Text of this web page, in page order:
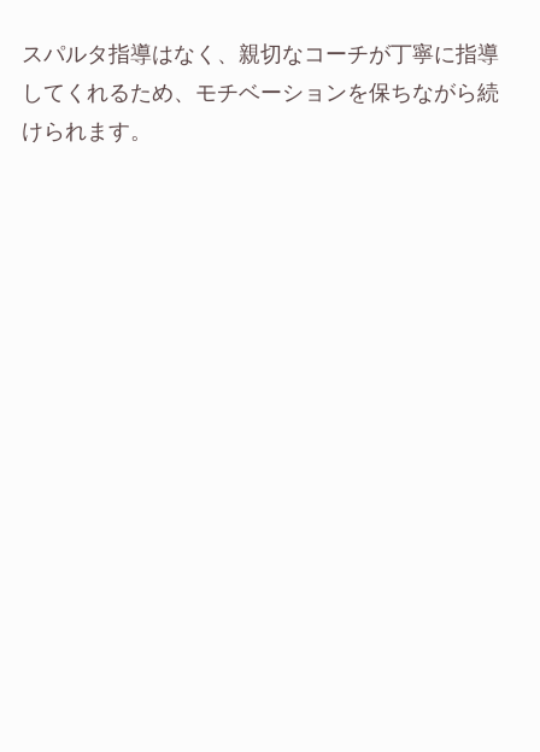
スパルタ指導はなく、親切なコーチが丁寧に指導
してくれるため、モチベーションを保ちながら続
けられます。